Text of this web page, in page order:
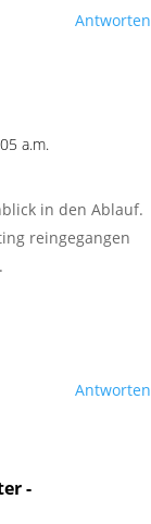
Antworten
a.m.
in den Ablauf.
reingegangen
Antworten
-